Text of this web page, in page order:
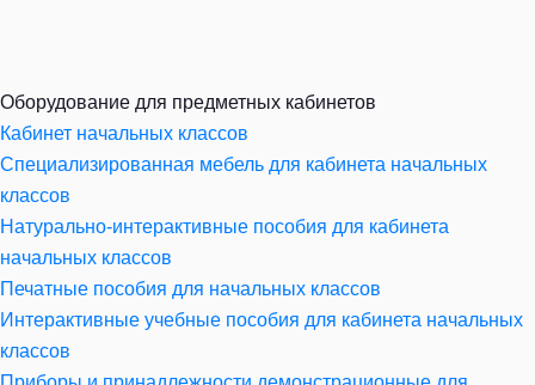
Оборудование для предметных кабинетов
Кабинет начальных классов
Специализированная мебель для кабинета начальных
классов
Натурально-интерактивные пособия для кабинета
начальных классов
Печатные пособия для начальных классов
Интерактивные учебные пособия для кабинета начальных
классов